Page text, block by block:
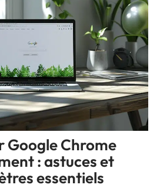
Google Chrome
: astuces et
essentiels